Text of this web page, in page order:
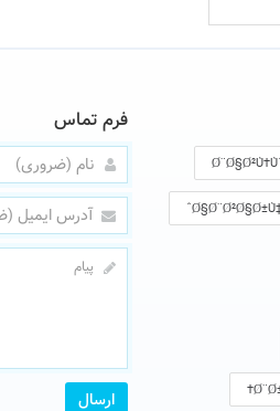
فرم تماس
ارسال